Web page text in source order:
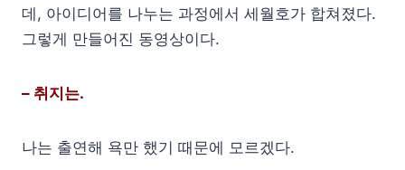
데, 아이디어를 나누는 과정에서 세월호가 합쳐졌다.
그렇게 만들어진 동영상이다.
– 취지는.
나는 출연해 욕만 했기 때문에 모르겠다.